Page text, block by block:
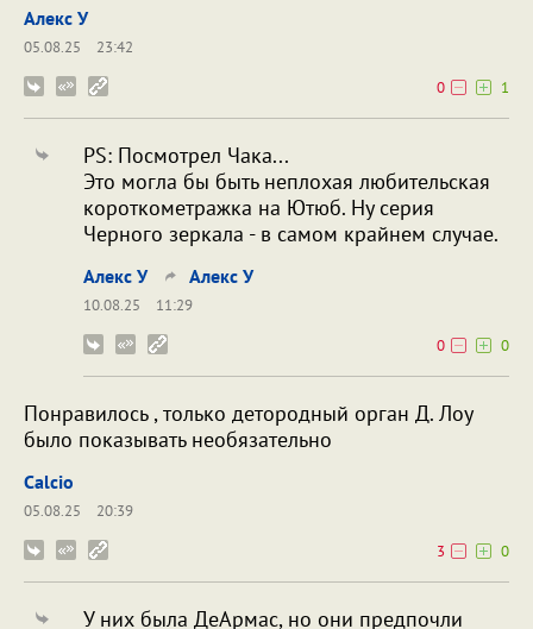
Алекс У
05.08.25
23:42
0
1
PS: Посмотрел Чака...
Это могла бы быть неплохая любительская
короткометражка на Ютюб. Ну серия
Черного зеркала - в самом крайнем случае.
Алекс У Алекс У
10.08.25
11:29
0
0
Понравилось , только детородный орган Д. Лоу
было показывать необязательно
Calcio
05.08.25
20:39
3
0
У них была ДеАрмас, но они предпочли